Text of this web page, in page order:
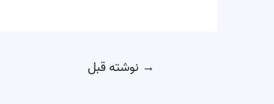
→ نوشته قبل